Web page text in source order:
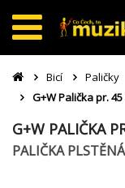
Bicí Paličky
G+W Palička pr.
G+W PALIČKA
PALIČKA